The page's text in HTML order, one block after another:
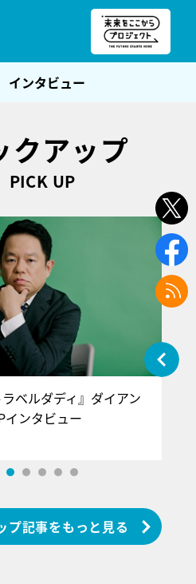
インタビュー
クアップ
PICK UP
ラベルダディ』ダイアン
SPインタビュー
プ記事をもっと見る